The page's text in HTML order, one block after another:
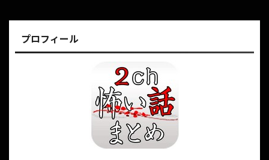
プロフィール